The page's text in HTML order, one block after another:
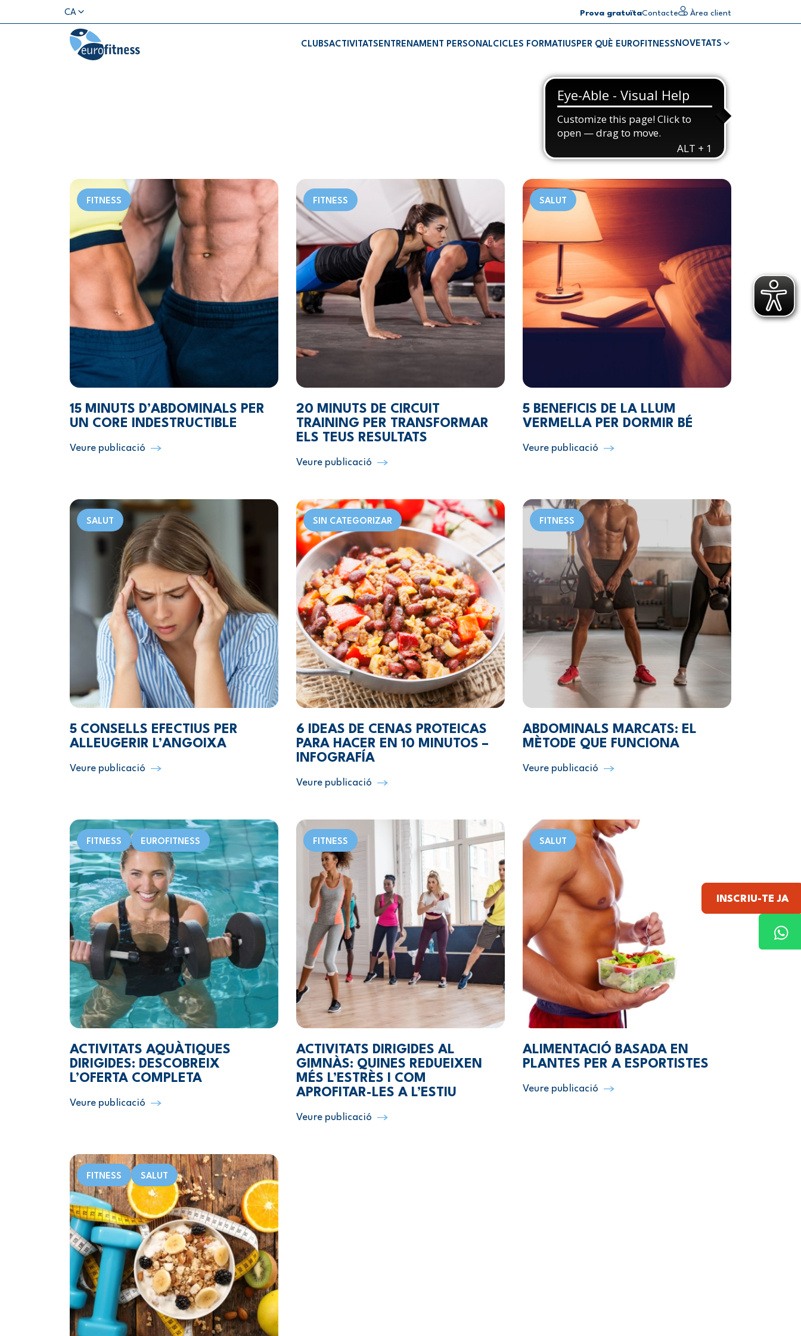
INSCRIU-TE JA
CA Prova gratuïtaContacte Àrea client
CLUBSACTIVITATS ENTRENAMENT PERSONALCICLES FORMATIUS PER QUÈ EUROFITNESS NOVETATS
FITNESS
15 MINUTS D’ABDOMINALS PER
UN CORE INDESTRUCTIBLE
Veure publicació
FITNESS
20 MINUTS DE CIRCUIT
TRAINING PER TRANSFORMAR
ELS TEUS RESULTATS
Veure publicació
SALUT
5 BENEFICIS DE LA LLUM
VERMELLA PER DORMIR BÉ
Veure publicació
SALUT
5 CONSELLS EFECTIUS PER
ALLEUGERIR L’ANGOIXA
Veure publicació
SIN CATEGORIZAR
6 IDEAS DE CENAS PROTEICAS
PARA HACER EN 10 MINUTOS –
INFOGRAFÍA
Veure publicació
FITNESS
ABDOMINALS MARCATS: EL
MÈTODE QUE FUNCIONA
Veure publicació
FITNESS EUROFITNESS
ACTIVITATS AQUÀTIQUES
DIRIGIDES: DESCOBREIX
L’OFERTA COMPLETA
Veure publicació
FITNESS
ACTIVITATS DIRIGIDES AL
GIMNÀS: QUINES REDUEIXEN
MÉS L’ESTRÈS I COM
APROFITAR-LES A L’ESTIU
Veure publicació
SALUT
ALIMENTACIÓ BASADA EN
PLANTES PER A ESPORTISTES
Veure publicació
FITNESS SALUT